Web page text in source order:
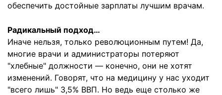
обеспечить достойные зарплаты лучшим врачам.
Радикальный подход…
Иначе нельзя, только революционным путем! Да,
многие врачи и администраторы потеряют
"хлебные" должности — конечно, они не хотят
изменений. Говорят, что на медицину у нас уходит
"всего лишь" 3,5% ВВП. Но ведь еще столько же